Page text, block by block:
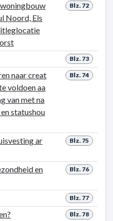
Blz. 72
Noord, Els
Blz. 73
Blz. 74
naar creat
voldoen aa
van met na
statushou
Blz. 75
ar
Blz. 76
en
Blz. 77
Blz. 78